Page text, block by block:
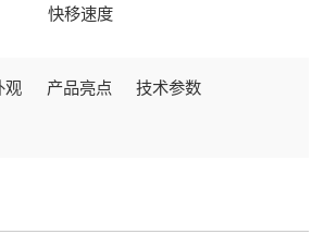
快移速度
观 产品亮点
技术参数